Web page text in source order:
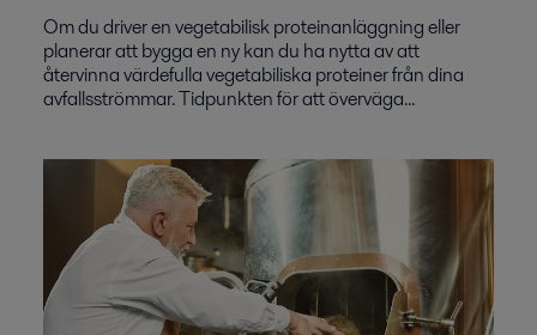
Om du driver en vegetabilisk proteinanläggning eller
planerar att bygga en ny kan du ha nytta av att
återvinna värdefulla vegetabiliska proteiner från dina
avfallsströmmar. Tidpunkten för att överväga...